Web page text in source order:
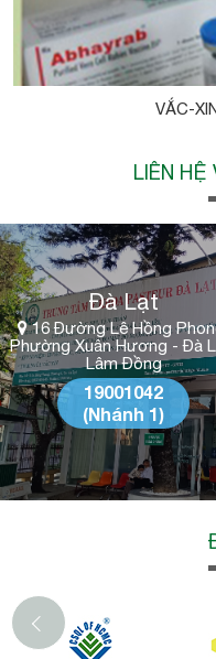
VẮC-
LIÊN HỆ
Đà Lạt
16 Đường Lê Hồng
Phường Xuân Hương - Đà
Lâm Đồng
19001042
(Nhánh 1)
‹